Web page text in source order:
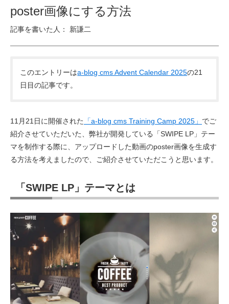
poster画像にする方法
記事を書いた人： 新謙二
このエントリーはa-blog cms Advent Calendar 2025の21
日目の記事です。
11月21日に開催された 「a-blog cms Training Camp 2025」 でご
紹介させていただいた、弊社が開発している「SWIPE LP」テー
マを制作する際に、アップロードした動画のposter画像を生成す
る方法を考えましたので、ご紹介させていただこうと思います。
「SWIPE LP」テーマとは